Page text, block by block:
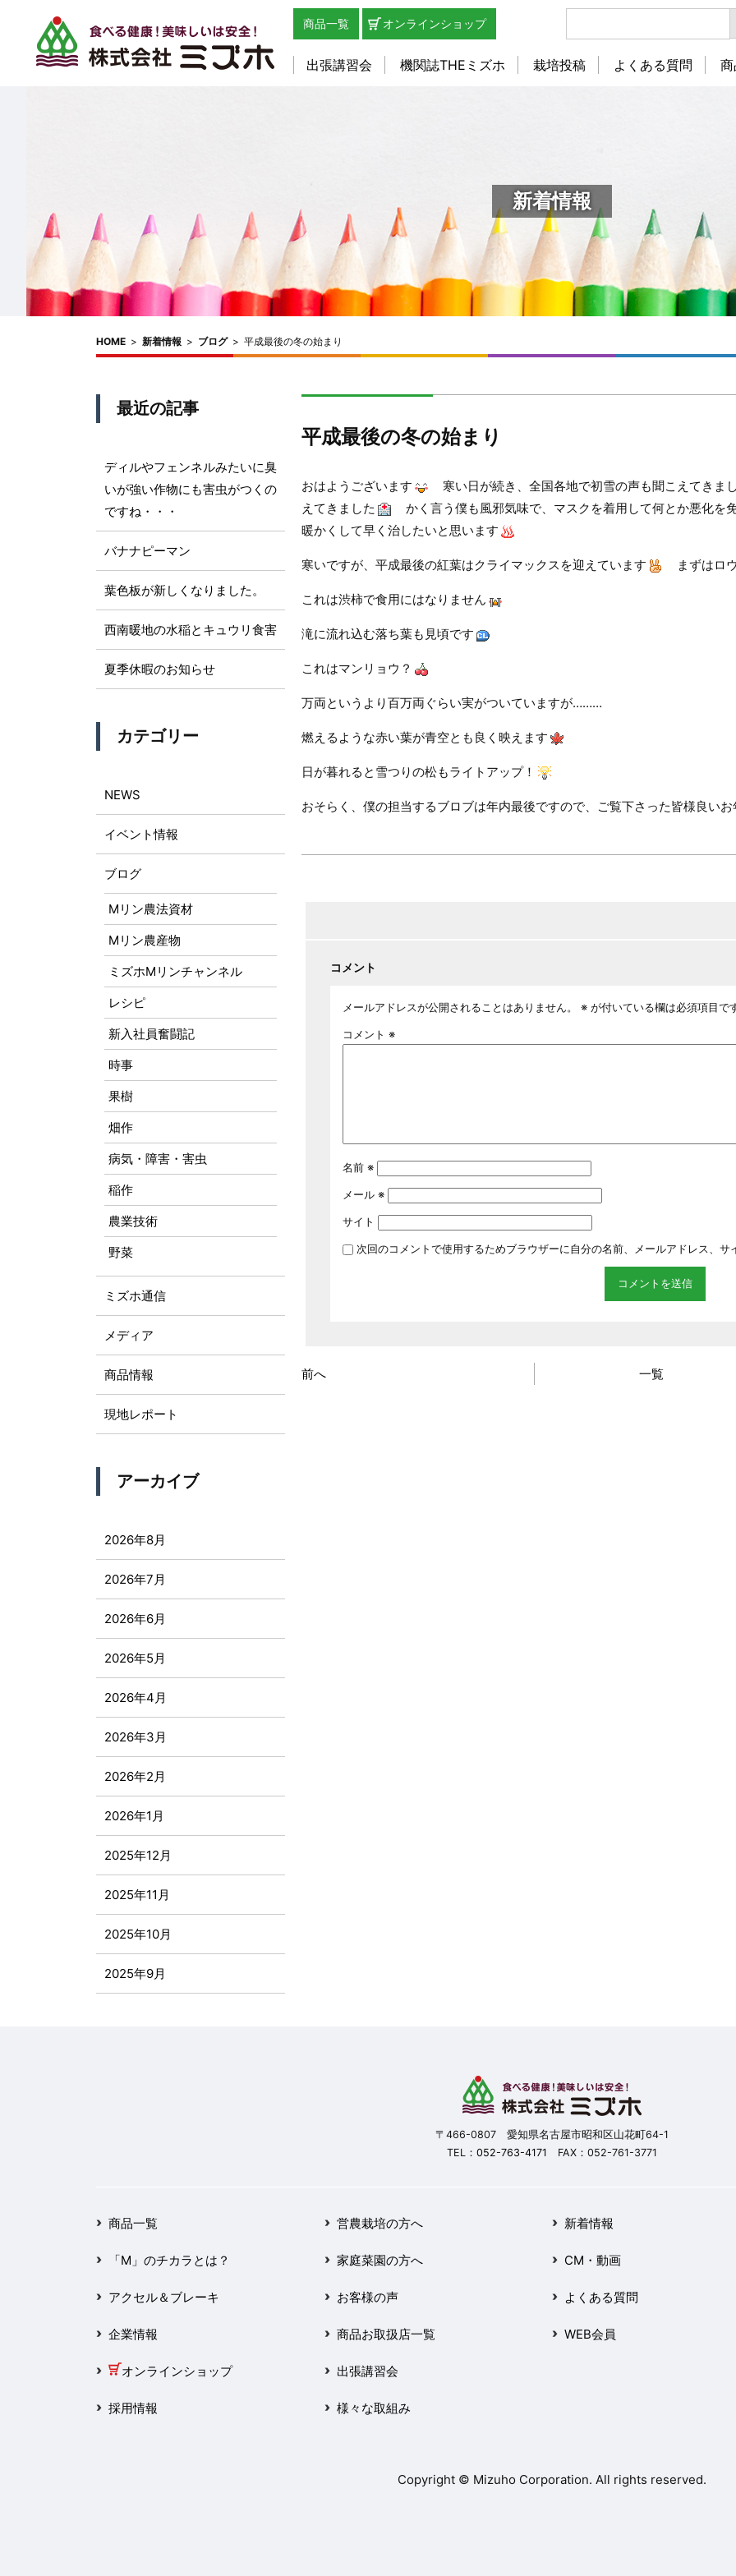
商品一覧 オンラインショップ
出張講習会 機関誌THEミズホ 栽培投稿 よくある質問
新着情報
HOME > 新着情報 > ブログ> 平成最後の冬の始まり
平成最後の冬の始まり
おはようございます 寒い日が続き、全国各地で初雪の声も聞こえてきま
えてきました
かく言う僕も風邪気味で、マスクを着用して何とか悪化を
暖かくして早く治したいと思います
寒いですが、平成最後の紅葉はクライマックスを迎えています まずはロ
これは渋柿で食用にはなりません
滝に流れ込む落ち葉も見頃です
これはマンリョウ？
万両というより百万両ぐらい実がついていますが………
燃えるような赤い葉が青空とも良く映えます
日が暮れると雪つりの松もライトアップ！
おそらく、僕の担当するブロブは年内最後ですので、ご覧下さった皆様良いお
コメント
メールアドレスが公開されることはありません。 ※ が付いている欄は必須項目で
コメント ※
名前 ※
メール ※
サイト
次回のコメントで使用するためブラウザーに自分の名前、メールアドレス、サ
前へ 一覧
最近の記事
ディルやフェンネルみたいに臭
いが強い作物にも害虫がつくの
ですね・・・
バナナピーマン
葉色板が新しくなりました。
西南暖地の水稲とキュウリ食害
夏季休暇のお知らせ
カテゴリー
NEWS
イベント情報
ブログ
Mリン農法資材
Mリン農産物
ミズホMリンチャンネル
レシピ
新入社員奮闘記
時事
果樹
畑作
病気・障害・害虫
稲作
農業技術
野菜
ミズホ通信
メディア
商品情報
現地レポート
アーカイブ
2026年8月
2026年7月
2026年6月
2026年5月
2026年4月
2026年3月
2026年2月
2026年1月
2025年12月
2025年11月
2025年10月
2025年9月
2025年1月
2024年12月
2024年11月
2024年10月
〒466-0807 愛知県名古屋市昭和区山花町64-1
TEL： 052-763-4171 FAX：052-761-3771
商品一覧
「M」のチカラとは？
アクセル＆ブレーキ
企業情報
オンラインショップ
採用情報
営農栽培の方へ
家庭菜園の方へ
お客様の声
商品お取扱店一覧
出張講習会
様々な取組み
新着情報
CM・動画
よくある質問
WEB会員
Copyright © Mizuho Corporation. All rights reserved.